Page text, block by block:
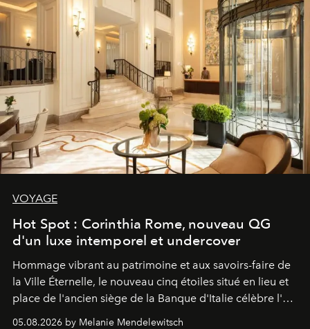
VOYAGE
Hot Spot : Corinthia Rome, nouveau QG
d'un luxe intemporel et undercover
Hommage vibrant au patrimoine et aux savoirs-faire de
la Ville Éternelle, le nouveau cinq étoiles situé en lieu et
place de l'ancien siège de la Banque d'Italie célèbre l'art
05.08.2026 by Melanie Mendelewitsch